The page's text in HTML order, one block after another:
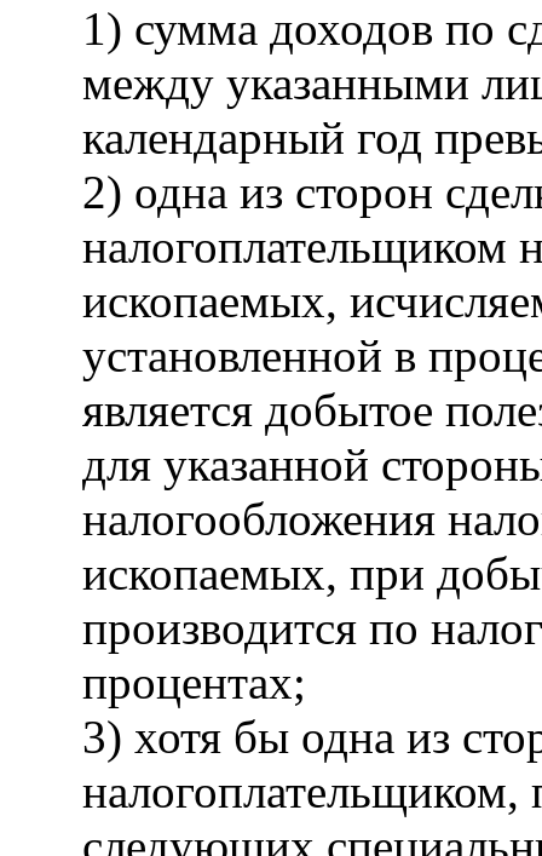
1) сумма доходов по
между указанными
календарный год
2) одна из сторон
налогоплательщиком
ископаемых,
установленной в
является добытое
для указанной
налогообложения
ископаемых, при
производится по
процентах;
3) хотя бы одна из
следующих